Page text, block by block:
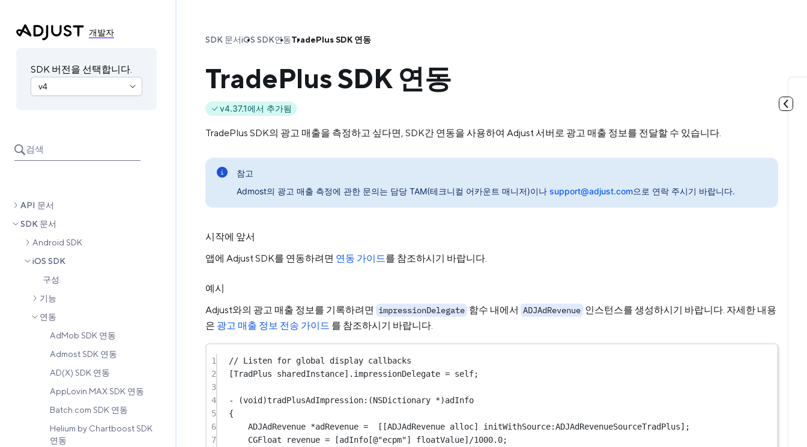
개발자
SDK 버전을 선택합니다.
검색
API 문서
SDK 문서
Android SDK
iOS SDK
구성
기능
연동
AdMob SDK 연동
Admost SDK 연동
AD(X) SDK 연동
AppLovin MAX SDK 연동
Batch.com SDK 연동
Helium by Chartboost SDK
연동
SDK 문서iOS SDK연동TradePlus SDK 연동
TradePlus SDK 연동
v4.37.1에서 추가됨
TradePlus SDK의 광고 매출을 측정하고 싶다면, SDK간 연동을 사용하여 Adjust 서버로 광고 매출 정보를 전달할 수 있습니다.
참고
Admost의 광고 매출 측정에 관한 문의는 담당 TAM(테크니컬 어카운트 매니저)이나 support@adjust.com으로 연락 주시기 바랍니다.
시작에 앞서
앱에 Adjust SDK를 연동하려면 연동 가이드를 참조하시기 바랍니다.
예시
Adjust와의 광고 매출 정보를 기록하려면 impressionDelegate 함수 내에서 ADJAdRevenue 인스턴스를 생성하시기 바랍니다. 자세한 내용
은 광고 매출 정보 전송 가이드 를 참조하시기 바랍니다.
1
// Listen for global display callbacks
2
[TradPlus sharedInstance].impressionDelegate = self;
3
4
- (void)tradPlusAdImpression:(NSDictionary *)adInfo
5
{
6
ADJAdRevenue *adRevenue =
  [[ADJAdRevenue
alloc] initWithSource:ADJAdRevenueSourceTradPlus];
7
CGFloat revenue = [adInfo[@"ecpm"] floatValue] /1000.0;